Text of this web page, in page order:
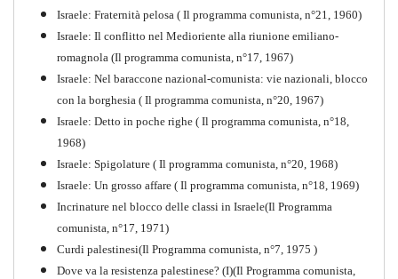
Storia della Sinistra
Comunista V
Israele: Fraternità pelosa ( Il programma comunista, n°21, 1960)
Israele: Il conflitto nel Medioriente alla riunione emiliano-
romagnola (Il programma comunista, n°17, 1967)
Israele: Nel baraccone nazional-comunista: vie nazionali, blocco
con la borghesia ( Il programma comunista, n°20, 1967)
Israele: Detto in poche righe ( Il programma comunista, n°18,
1968)
Israele: Spigolature ( Il programma comunista, n°20, 1968)
Israele: Un grosso affare ( Il programma comunista, n°18, 1969)
Incrinature nel blocco delle classi in Israele(Il Programma
comunista, n°17, 1971)
Curdi palestinesi(Il Programma comunista, n°7, 1975 )
Dove va la resistenza palestinese? (I)(Il Programma comunista,